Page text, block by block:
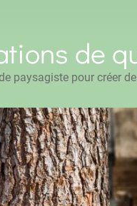
de
paysagiste pour créer